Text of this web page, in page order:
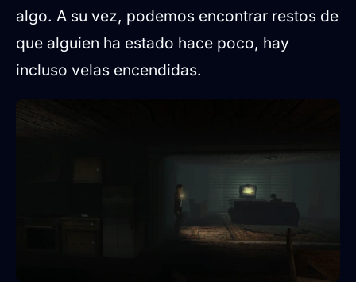
algo. A su vez, podemos encontrar restos de
que alguien ha estado hace poco, hay
incluso velas encendidas.